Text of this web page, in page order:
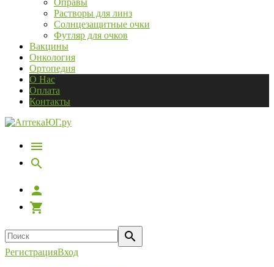
Оправы
Растворы для линз
Солнцезащитные очки
Футляр для очков
Вакцины
Онкология
Ортопедия
О Нас
Оплата
Контакты
РегистрацияВход